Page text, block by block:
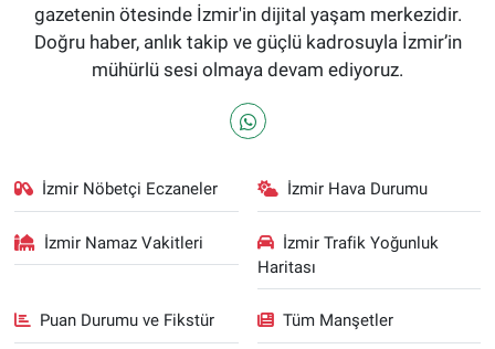
gazetenin ötesinde İzmir'in dijital yaşam merkezidir.
Doğru haber, anlık takip ve güçlü kadrosuyla İzmir’in
mühürlü sesi olmaya devam ediyoruz.
İzmir Nöbetçi Eczaneler İzmir Hava Durumu
İzmir Namaz Vakitleri
İzmir Trafik Yoğunluk
Haritası
Puan Durumu ve Fikstür Tüm Manşetler